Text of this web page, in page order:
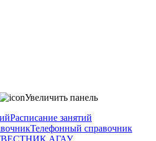
Увеличить панель
Расписание занятий
Телефонный справочник
ВЕСТНИК АГАУ